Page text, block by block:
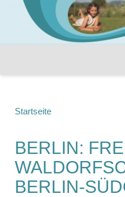
Startseite
BERLIN:
BERLIN-